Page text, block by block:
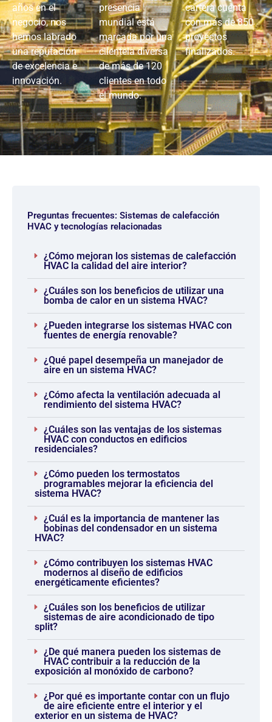
años en el
negocio, nos
hemos labrado
una reputación
de excelencia e
innovación.
presencia
mundial está
marcada por una
clientela diversa
de más de 120
clientes en todo
el mundo.
cartera cuenta
con más de 850
proyectos
finalizados.
Preguntas frecuentes: Sistemas de calefacción
HVAC y tecnologías relacionadas
¿Cómo mejoran los sistemas de calefacción
HVAC la calidad del aire interior?
¿Cuáles son los beneficios de utilizar una
bomba de calor en un sistema HVAC?
¿Pueden integrarse los sistemas HVAC con
fuentes de energía renovable?
¿Qué papel desempeña un manejador de
aire en un sistema HVAC?
¿Cómo afecta la ventilación adecuada al
rendimiento del sistema HVAC?
¿Cuáles son las ventajas de los sistemas
HVAC con conductos en edificios
residenciales?
¿Cómo pueden los termostatos
programables mejorar la eficiencia del
sistema HVAC?
¿Cuál es la importancia de mantener las
bobinas del condensador en un sistema
HVAC?
¿Cómo contribuyen los sistemas HVAC
modernos al diseño de edificios
energéticamente eficientes?
¿Cuáles son los beneficios de utilizar
sistemas de aire acondicionado de tipo
split?
¿De qué manera pueden los sistemas de
HVAC contribuir a la reducción de la
exposición al monóxido de carbono?
¿Por qué es importante contar con un flujo
de aire eficiente entre el interior y el
exterior en un sistema de HVAC?